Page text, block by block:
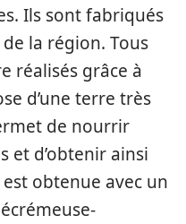
Ils sont fabriqués
la région. Tous
réalisés grâce à
d’une terre très
de nourrir
et d’obtenir ainsi
obtenue avec un